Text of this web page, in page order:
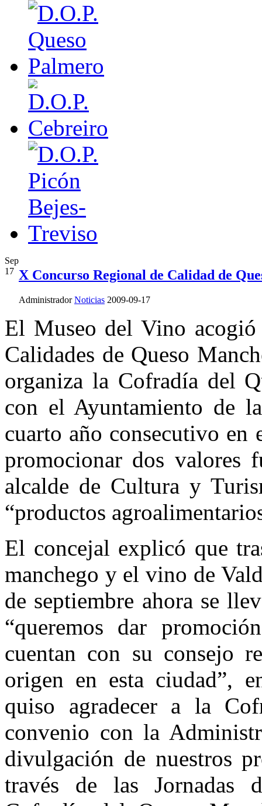
Sep
17 X Concurso Regional de Calidad de
Administrador Noticias 2009-09-17
El Museo del Vino
Calidades de Queso
organiza la Cofradía del
con el Ayuntamiento de
cuarto año consecutivo en
promocionar dos valores
alcalde de Cultura y
“productos
El concejal explicó que
manchego y el vino de
de septiembre ahora se
“queremos dar
cuentan con su consejo
origen en esta ciudad”,
quiso agradecer a la
convenio con la
divulgación de nuestros
través de las Jornadas